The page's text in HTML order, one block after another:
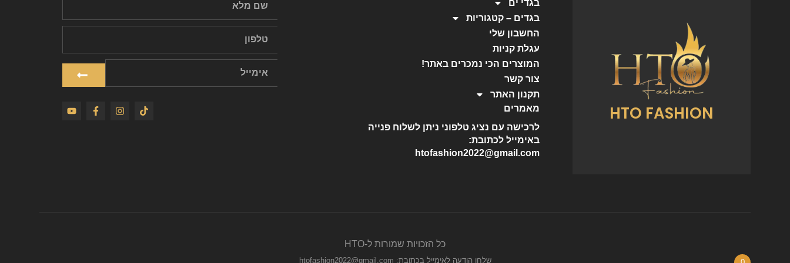
HTO FASHION
בגדי ים
בגדים – קטגוריות
החשבון שלי
עגלת קניות
המוצרים הכי נמכרים באתר!
צור קשר
תקנון האתר
מאמרים
לרכישה עם נציג טלפוני ניתן לשלוח פנייה
באימייל לכתובת:
htofashion2022@gmail.com
כל הזכויות שמורות ל-HTO
שלחו הודעה לאימייל בכתובת: htofashion2022@gmail.com